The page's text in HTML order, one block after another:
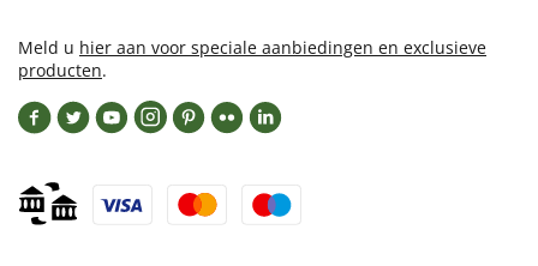
Meld u hier aan voor speciale aanbiedingen en exclusieve
producten.